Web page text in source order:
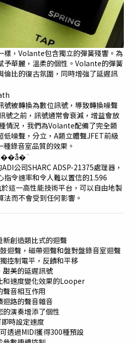
樣，Volante包含獨立的彈簧殘響。為
予華麗，溫柔的個性。Volante的彈簧
倫比的復古氛圍，同時增強了延遲訊
號被轉換為數位訊號，導致轉換噪聲
號之前，訊號通常會衰減，增益會放
情況，我們為Volante配備了完全類
低噪聲，分立，A類立體聲JFET前級
錄音室品質的效果。
公司SHARC ADSP-21375處理器，
指令速率和令人難以置信的1.596
這一高性能技術平台，可以自由地製
而不會受到任何影響。
創造類比式的迴聲
迴聲，磁帶迴聲和盤對盤錄音室迴聲
控制電平，反饋和平移
甜美的延遲訊號
和速度變化效果的Looper
聲音相互作用
迴路的聲音雜音
演奏增添了個性
時設定速度
透過MIDI獲得300種預設